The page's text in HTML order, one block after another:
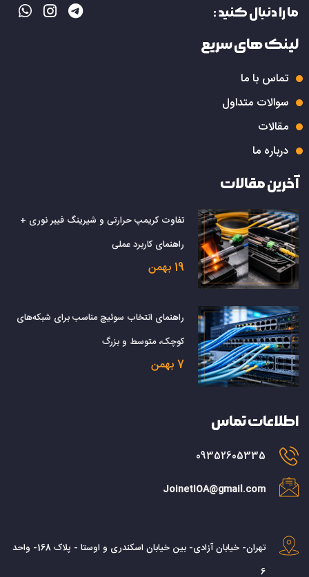
ما را دنبال کنید :
لینک های سریع
تماس با ما
سوالات متداول
مقالات
درباره ما
آخرین مقالات
تفاوت کریمپ حرارتی و شیرینگ فیبر نوری +
راهنمای کاربرد عملی
19 بهمن
راهنمای انتخاب سوئیچ مناسب برای شبکه‌های
کوچک، متوسط و بزرگ
7 بهمن
اطلاعات تماس
09352605335
JoinetIOA@gmail.com
تهران- خیابان آزادی- بین خیابان اسکندری و اوستا - پلاک 168- واحد
6